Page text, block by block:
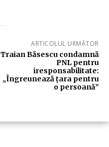
ARTICOLUL URMĂTOR
Traian Băsescu condamnă
PNL pentru
iresponsabilitate:
„Îngreunează țara pentru
o persoană”